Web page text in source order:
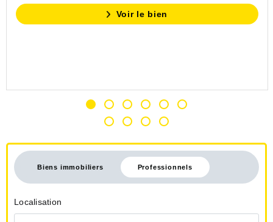
Voir le bien
Biens immobiliers Professionnels
Localisation